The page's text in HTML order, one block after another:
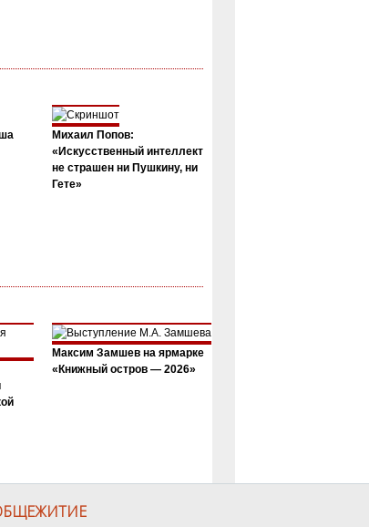
Михаил Попов:
«Искусственный интеллект
не страшен ни Пушкину, ни
Гете»
Максим Замшев на ярмарке
«Книжный остров — 2026»